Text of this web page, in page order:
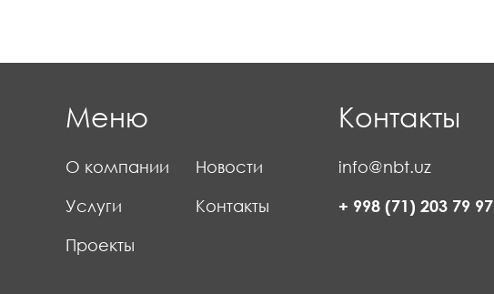
Меню
О компании
Услуги
Проекты
Новости
Контакты
Контакты
info@nbt.uz
+ 998 (71) 203 79 97